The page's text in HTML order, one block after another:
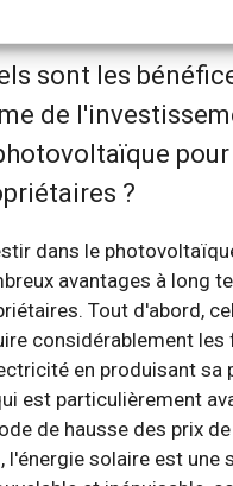
sont les
de
?
dans le
avantages à long
Tout d'abord,
considérablement les
en produisant sa
est particulièrement
de hausse des prix
l'énergie solaire est une